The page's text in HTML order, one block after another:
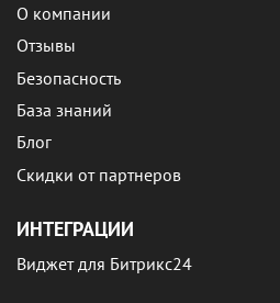
О компании
Отзывы
Безопасность
База знаний
Блог
Скидки от партнеров
ИНТЕГРАЦИИ
Виджет для Битрикс24